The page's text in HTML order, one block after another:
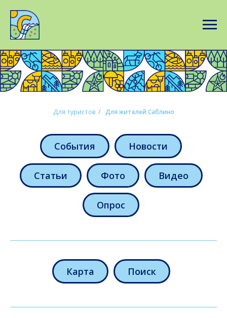
Для туристов / Для жителей Саблино
События Новости
Статьи Фото Видео
Опрос
Карта Поиск